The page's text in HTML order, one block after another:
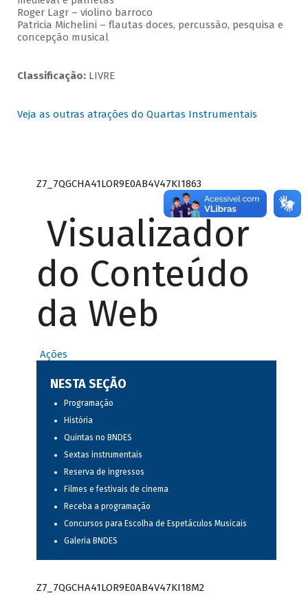
Roger Lagr – violino barroco
Patricia Michelini – flautas doces, percussão, pesquisa e
concepção musical
Classificação:LIVRE
Veja as outras atrações do Quartas Instrumentais
Z7_7QGCHA41LOR9E0AB4V47KI1863
Visualizador
do Conteúdo
da Web
Ações
NESTA SEÇÃO
Programação
História
Quintas no BNDES
Sextas instrumentais
Reserva de ingressos
Filmes e festivais de cinema
Receba a programação
Concursos para Escolha de Espetáculos Musicais
Galeria BNDES
Z7_7QGCHA41LOR9E0AB4V47KI18M2